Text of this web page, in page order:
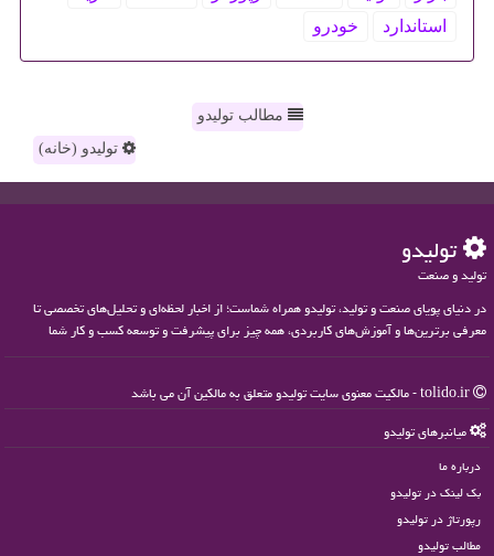
استاندارد
خودرو
مطالب تولیدو
تولیدو (خانه)
تولیدو
تولید و صنعت
در دنیای پویای صنعت و تولید، تولیدو همراه شماست؛ از اخبار لحظه‌ای و تحلیل‌های تخصصی تا
معرفی برترین‌ها و آموزش‌های کاربردی، همه چیز برای پیشرفت و توسعه کسب و کار شما
میانبرهای تولیدو
درباره ما
بک لینک در تولیدو
رپورتاژ در تولیدو
مطالب تولیدو